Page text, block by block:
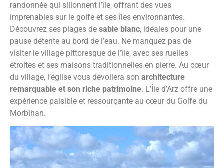
randonnée qui sillonnent l’île, offrant des vues
imprenables sur le golfe et ses îles environnantes.
Découvrez ses plages de sable blanc, idéales pour une
pause détente au bord de l’eau. Ne manquez pas de
visiter le village pittoresque de l’île, avec ses ruelles
étroites et ses maisons traditionnelles en pierre. Au cœur
du village, l’église vous dévoilera son architecture
remarquable et son riche patrimoine. L’Île d’Arz offre une
expérience paisible et ressourçante au cœur du Golfe du
Morbihan.